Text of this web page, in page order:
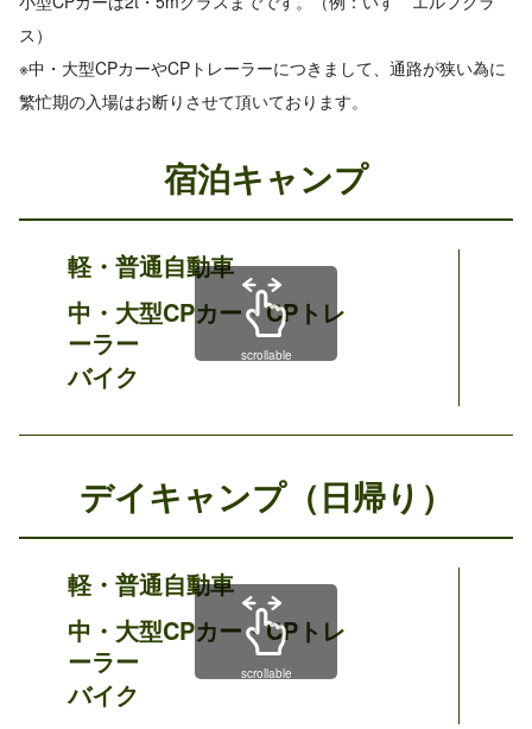
ス）
※中・大型CPカーやCPトレーラーにつきまして、通路が狭い為に
繁忙期の入場はお断りさせて頂いております。
宿泊キャンプ
軽・普通自動車
中・大型CPカー・CPトレ
ーラー
バイク
scrollable
デイキャンプ（日帰り）
軽・普通自動車
中・大型CPカー・CPトレ
ーラー
バイク
scrollable